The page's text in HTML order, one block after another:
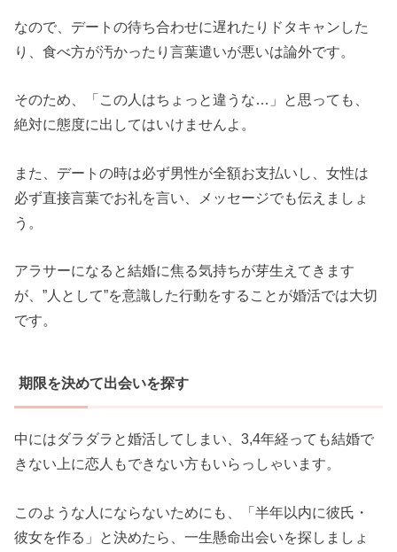
なので、デートの待ち合わせに遅れたりドタキャンした
り、食べ方が汚かったり言葉遣いが悪いは論外です。
そのため、「この人はちょっと違うな…」と思っても、
絶対に態度に出してはいけませんよ。
また、デートの時は必ず男性が全額お支払いし、女性は
必ず直接言葉でお礼を言い、メッセージでも伝えましょ
う。
アラサーになると結婚に焦る気持ちが芽生えてきます
が、”人として”を意識した行動をすることが婚活では大切
です。
期限を決めて出会いを探す
中にはダラダラと婚活してしまい、3,4年経っても結婚で
きない上に恋人もできない方もいらっしゃいます。
このような人にならないためにも、「半年以内に彼氏・
彼女を作る」と決めたら、一生懸命出会いを探しましょ